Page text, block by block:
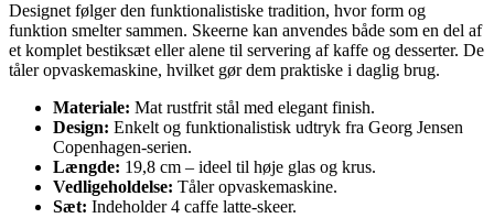
Designet følger den funktionalistiske tradition, hvor form og
funktion smelter sammen. Skeerne kan anvendes både som en del af
et komplet bestiksæt eller alene til servering af kaffe og desserter. De
tåler opvaskemaskine, hvilket gør dem praktiske i daglig brug.
Materiale: Mat rustfrit stål med elegant finish.
Design: Enkelt og funktionalistisk udtryk fra Georg Jensen
Copenhagen-serien.
Længde: 19,8 cm – ideel til høje glas og krus.
Vedligeholdelse: Tåler opvaskemaskine.
Sæt: Indeholder 4 caffe latte-skeer.